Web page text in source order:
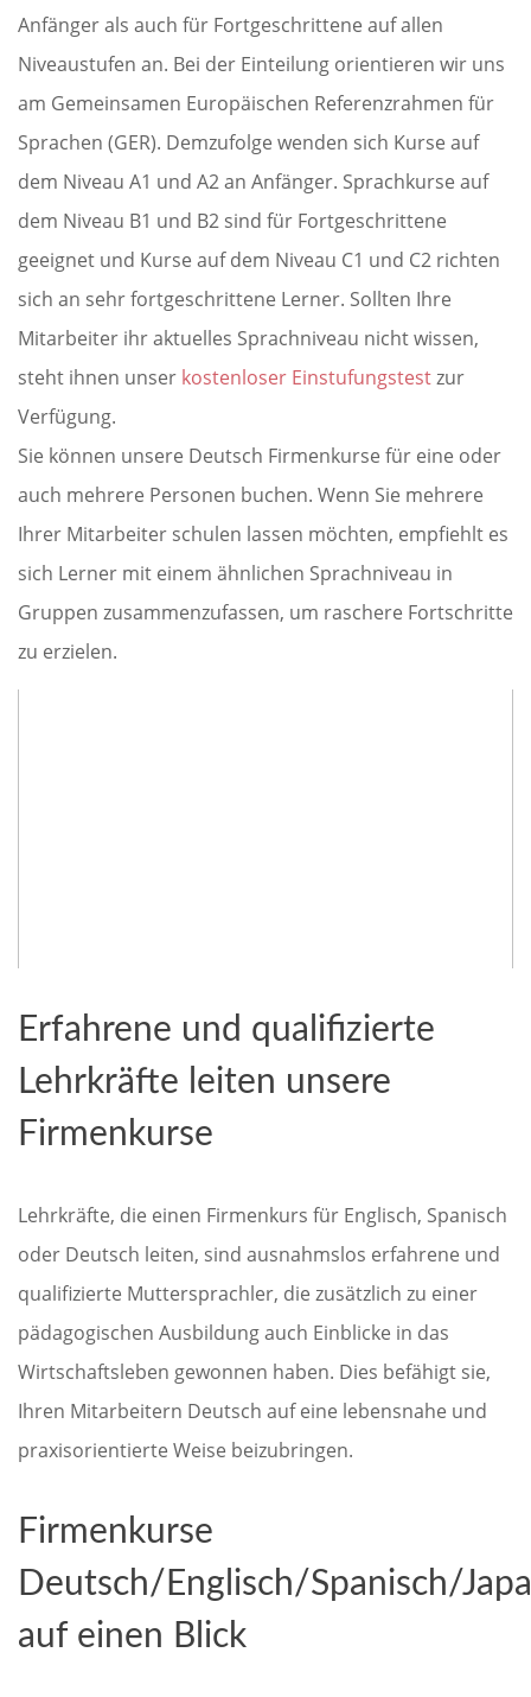
Anfänger als auch für Fortgeschrittene auf allen
Niveaustufen an. Bei der Einteilung orientieren wir uns
am Gemeinsamen Europäischen Referenzrahmen für
Sprachen (GER). Demzufolge wenden sich Kurse auf
dem Niveau A1 und A2 an Anfänger. Sprachkurse auf
dem Niveau B1 und B2 sind für Fortgeschrittene
geeignet und Kurse auf dem Niveau C1 und C2 richten
sich an sehr fortgeschrittene Lerner. Sollten Ihre
Mitarbeiter ihr aktuelles Sprachniveau nicht wissen,
steht ihnen unser kostenloser Einstufungstestzur
Verfügung.
Sie können unsere Deutsch Firmenkurse für eine oder
auch mehrere Personen buchen. Wenn Sie mehrere
Ihrer Mitarbeiter schulen lassen möchten, empfiehlt es
sich Lerner mit einem ähnlichen Sprachniveau in
Gruppen zusammenzufassen, um raschere Fortschritte
zu erzielen.
Erfahrene und qualifizierte
Lehrkräfte leiten unsere
Firmenkurse
Lehrkräfte, die einen Firmenkurs für Englisch, Spanisch
oder Deutsch leiten, sind ausnahmslos erfahrene und
qualifizierte Muttersprachler, die zusätzlich zu einer
pädagogischen Ausbildung auch Einblicke in das
Wirtschaftsleben gewonnen haben. Dies befähigt sie,
Ihren Mitarbeitern Deutsch auf eine lebensnahe und
praxisorientierte Weise beizubringen.
Firmenkurse
Deutsch/Englisch/Spanisch/
auf einen Blick